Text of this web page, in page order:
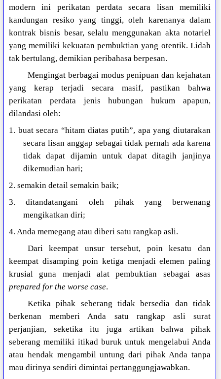
modern ini perikatan perdata secara lisan memiliki
kandungan resiko yang tinggi, oleh karenanya dalam
kontrak bisnis besar, selalu menggunakan akta notariel
yang memiliki kekuatan pembuktian yang otentik. Lidah
tak bertulang, demikian peribahasa berpesan.
Mengingat berbagai modus penipuan dan kejahatan
yang kerap terjadi secara masif, pastikan bahwa
perikatan perdata jenis hubungan hukum apapun,
dilandasi oleh:
1. buat secara “hitam diatas putih”, apa yang diutarakan
secara lisan anggap sebagai tidak pernah ada karena
tidak dapat dijamin untuk dapat ditagih janjinya
dikemudian hari;
2. semakin detail semakin baik;
3. ditandatangani oleh pihak yang berwenang
mengikatkan diri;
4. Anda memegang atau diberi satu rangkap asli.
Dari keempat unsur tersebut, poin kesatu dan
keempat disamping poin ketiga menjadi elemen paling
krusial guna menjadi alat pembuktian sebagai asas
prepared for the worse case.
Ketika pihak seberang tidak bersedia dan tidak
berkenan memberi Anda satu rangkap asli surat
perjanjian, seketika itu juga artikan bahwa pihak
seberang memiliki itikad buruk untuk mengelabui Anda
atau hendak mengambil untung dari pihak Anda tanpa
mau dirinya sendiri dimintai pertanggungjawabkan.